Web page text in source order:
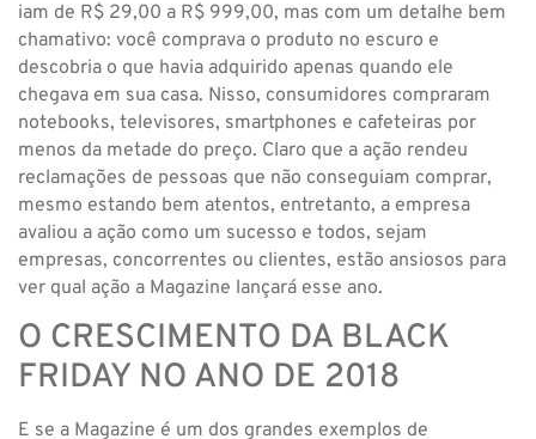
iam de R$ 29,00 a R$ 999,00, mas com um detalhe bem
chamativo: você comprava o produto no escuro e
descobria o que havia adquirido apenas quando ele
chegava em sua casa. Nisso, consumidores compraram
notebooks, televisores, smartphones e cafeteiras por
menos da metade do preço. Claro que a ação rendeu
reclamações de pessoas que não conseguiam comprar,
mesmo estando bem atentos, entretanto, a empresa
avaliou a ação como um sucesso e todos, sejam
empresas, concorrentes ou clientes, estão ansiosos para
ver qual ação a Magazine lançará esse ano.
O CRESCIMENTO DA BLACK
FRIDAY NO ANO DE 2018
E se a Magazine é um dos grandes exemplos de